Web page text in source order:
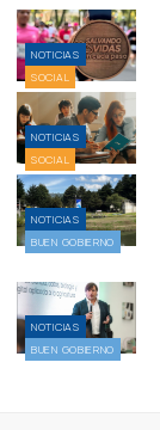
NOTICIAS
SOCIAL
NOTICIAS
SOCIAL
NOTICIAS
BUEN GOBIERNO
NOTICIAS
BUEN GOBIERNO